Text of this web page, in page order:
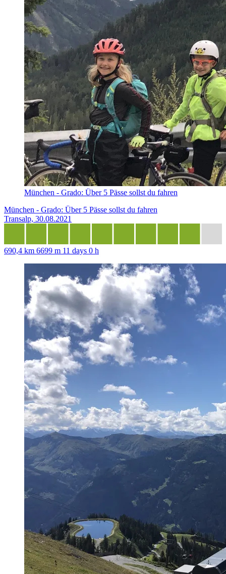
München - Grado: Über 5 Pässe sollst du fahren
München - Grado: Über 5 Pässe sollst du fahren
Transalp, 30.08.2021
690,4 km 6699 m 11 days 0 h